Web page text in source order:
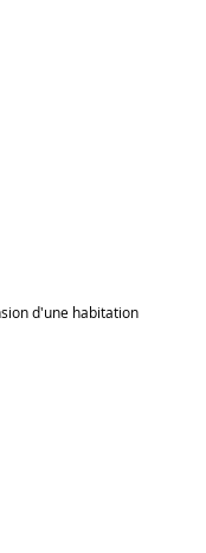
d'une habitation